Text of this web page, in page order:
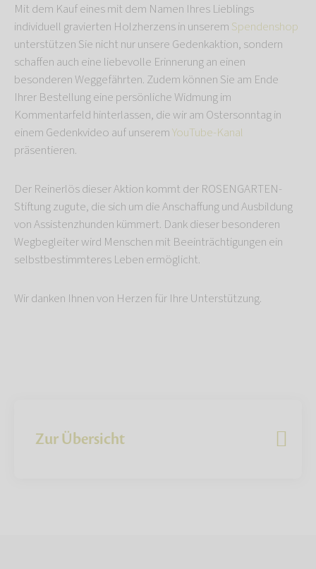
Mit dem Kauf eines mit dem Namen Ihres Lieblings
individuell gravierten Holzherzens in unserem Spendenshop
unterstützen Sie nicht nur unsere Gedenkaktion, sondern
schaffen auch eine liebevolle Erinnerung an einen
besonderen Weggefährten. Zudem können Sie am Ende
Ihrer Bestellung eine persönliche Widmung im
Kommentarfeld hinterlassen, die wir am Ostersonntag in
einem Gedenkvideo auf unseremYouTube-Kanal
präsentieren.
Der Reinerlös dieser Aktion kommt der ROSENGARTEN-
Stiftung zugute, die sich um die Anschaffung und Ausbildung
von Assistenzhunden kümmert. Dank dieser besonderen
Wegbegleiter wird Menschen mit Beeinträchtigungen ein
selbstbestimmteres Leben ermöglicht.
Wir danken Ihnen von Herzen für Ihre Unterstützung.
Zur Übersicht